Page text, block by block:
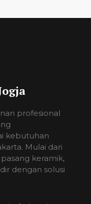
profesional
kebutuhan
Mulai dari
keramik,
dengan solusi